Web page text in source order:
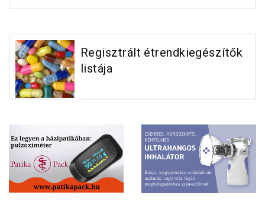
Regisztrált étrendkiegészítők
listája